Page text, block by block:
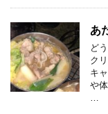
あ
ど
ク
キ
や
…